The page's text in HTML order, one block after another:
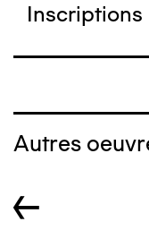
Inscriptions
Autres
←